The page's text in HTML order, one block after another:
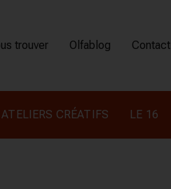
trouver Olfablog Contact
ATELIERS CRÉATIFS LE 16